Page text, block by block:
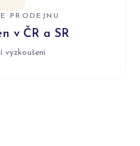
PRODEJNU
v ČR a SR
vyzkoušení